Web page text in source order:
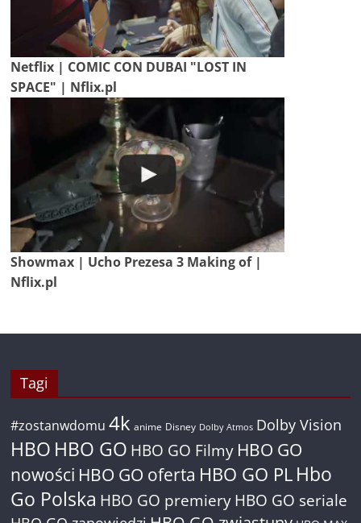
Netflix | COMIC CON DUBAI "LOST IN
SPACE" | Nflix.pl
Showmax | Ucho Prezesa 3 Making of |
Nflix.pl
Tagi
#zostanwdomu 4k anime Disney Dolby Atmos Dolby Vision
HBO HBO GO HBO GO Filmy HBO GO
nowości HBO GO oferta HBO GO PL Hbo
Go Polska HBO GO premiery HBO GO seriale